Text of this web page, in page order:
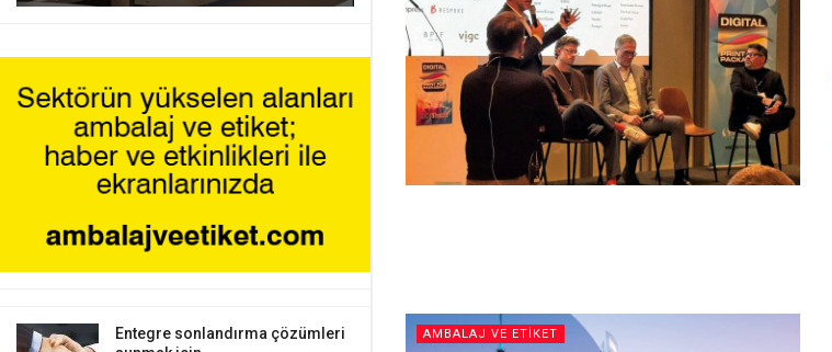
Entegre sonlandırma çözümleri
AMBALAJ VE ETIKET